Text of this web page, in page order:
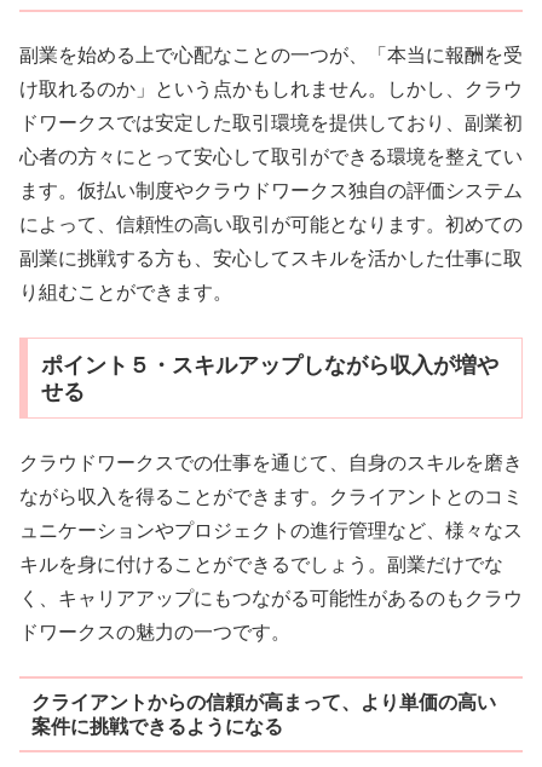
副業を始める上で心配なことの一つが、「本当に報酬を受
け取れるのか」という点かもしれません。しかし、クラウ
ドワークスでは安定した取引環境を提供しており、副業初
心者の方々にとって安心して取引ができる環境を整えてい
ます。仮払い制度やクラウドワークス独自の評価システム
によって、信頼性の高い取引が可能となります。初めての
副業に挑戦する方も、安心してスキルを活かした仕事に取
り組むことができます。
ポイント５・スキルアップしながら収入が増や
せる
クラウドワークスでの仕事を通じて、自身のスキルを磨き
ながら収入を得ることができます。クライアントとのコミ
ュニケーションやプロジェクトの進行管理など、様々なス
キルを身に付けることができるでしょう。副業だけでな
く、キャリアアップにもつながる可能性があるのもクラウ
ドワークスの魅力の一つです。
クライアントからの信頼が高まって、より単価の高い
案件に挑戦できるようになる